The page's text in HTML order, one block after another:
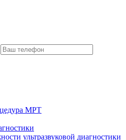
МРТ
ультразвуковой диагностики